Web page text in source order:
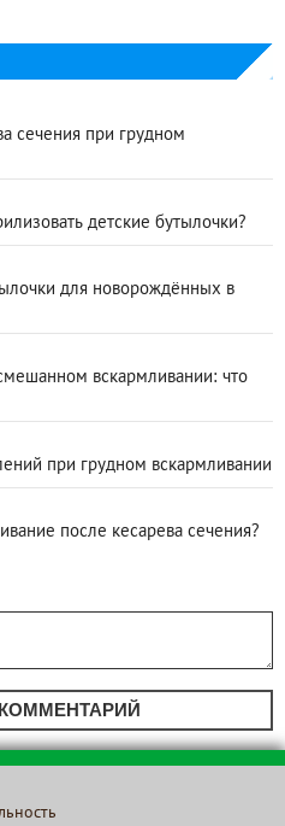
сечения при грудном
детские бутылочки?
для новорождённых в
вскармливании: что
при грудном вскармливании
после кесарева сечения?